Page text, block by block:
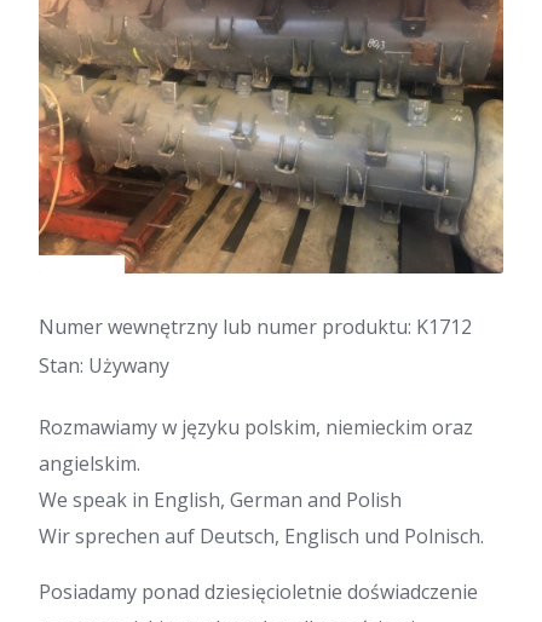
Numer wewnętrzny lub numer produktu: K1712
Stan: Używany
Rozmawiamy w języku polskim, niemieckim oraz
angielskim.
We speak in English, German and Polish
Wir sprechen auf Deutsch, Englisch und Polnisch.
Posiadamy ponad dziesięcioletnie doświadczenie